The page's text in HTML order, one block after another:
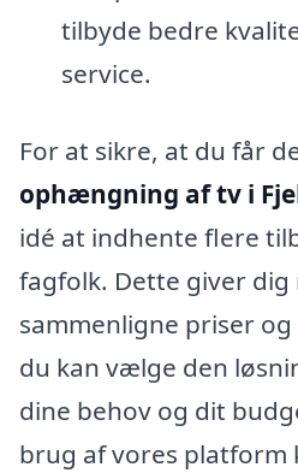
tilbyde bedre
service.
For at sikre, at du får
ophængning af tv i
idé at indhente flere
fagfolk. Dette giver
sammenligne priser og
du kan vælge den
dine behov og dit
brug af vores platform